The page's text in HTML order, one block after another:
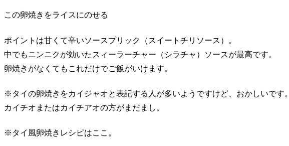
この卵焼きをライスにのせる
ポイントは甘くて辛いソースプリック（スイートチリソース）。
中でもニンニクが効いたスィーラーチャー（シラチャ）ソースが最高です。
卵焼きがなくてもこれだけでご飯がいけます。
※タイの卵焼きをカイジャオと表記する人が多いようですけど、おかしいです。
カイチオまたはカイチアオの方がまだまし。
※タイ風卵焼きレシピはここ。